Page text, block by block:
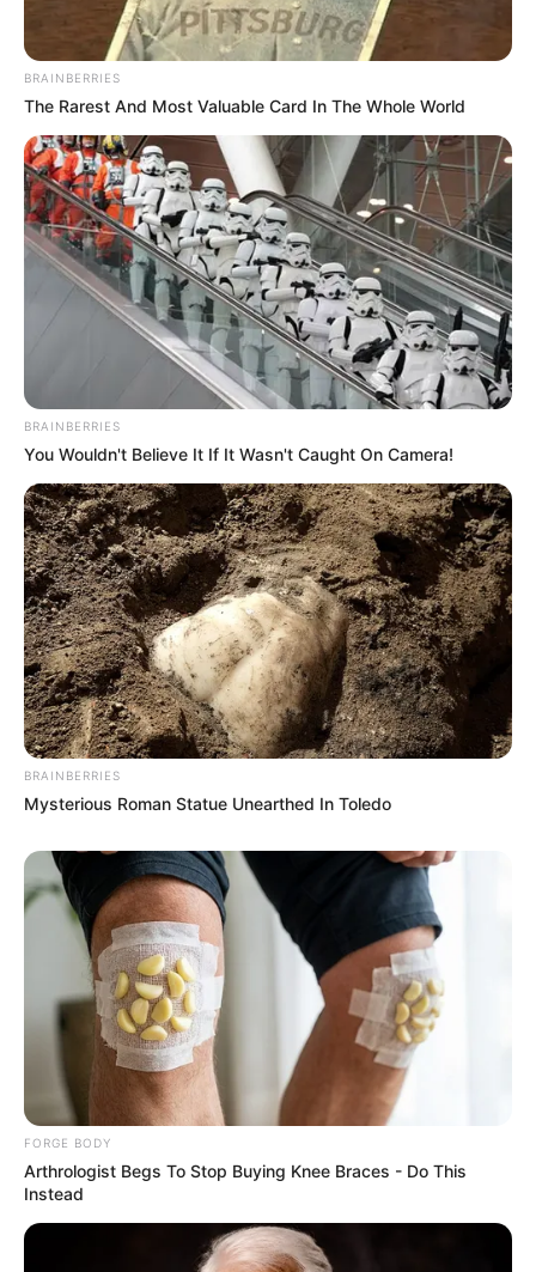
You Wouldn't Believe It If It Wasn't Caught On
Camera!
BRAINBERRIES
Remember This Kick-Ass Star? See His Shocking
Transformation
BRAINBERRIES
Top 9 Most Controversial 'Late Show' Moments
15 Things You Do Everyday That The Bible Forbids:
Are You Guilty?
BRAINBERRIES
Guess Their Job — Most People Get It Wrong
BRAINBERRIES
BRAINBERRIES
The Rarest And Most Valuable Card In The Whole World
BRAINBERRIES
You Wouldn't Believe It If It Wasn't Caught On Camera!
BRAINBERRIES
Mysterious Roman Statue Unearthed In Toledo
FORGE BODY
Arthrologist Begs To Stop Buying Knee Braces - Do This
Instead